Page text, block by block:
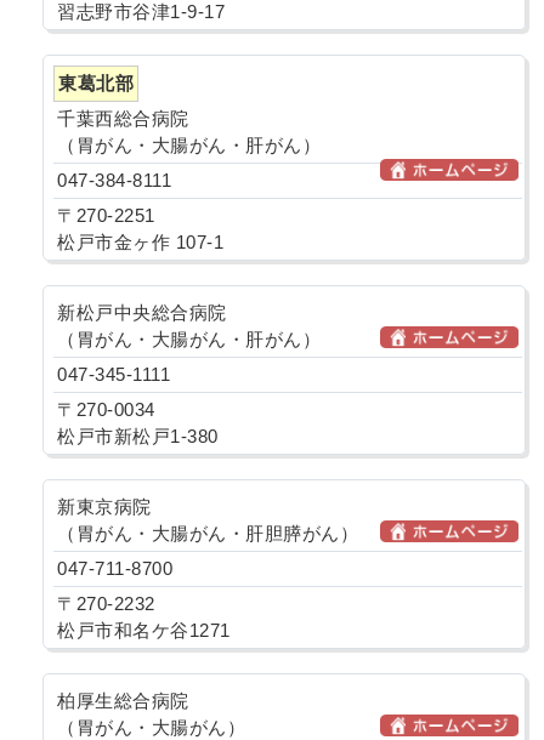
習志野市谷津1-9-17
東葛北部
千葉西総合病院
（胃がん・大腸がん・肝がん）
047-384-8111
〒270-2251
松戸市金ヶ作 107-1
新松戸中央総合病院
（胃がん・大腸がん・肝がん）
047-345-1111
〒270-0034
松戸市新松戸1-380
新東京病院
（胃がん・大腸がん・肝胆膵がん）
047-711-8700
〒270-2232
松戸市和名ケ谷1271
柏厚生総合病院
（胃がん・大腸がん）